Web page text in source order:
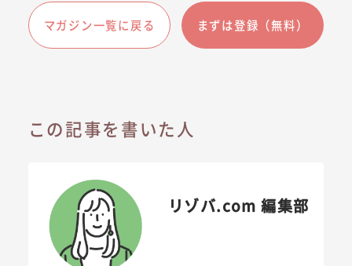
マガジン一覧に戻る まずは登録（無料）
この記事を書いた人
リゾバ.com 編集部